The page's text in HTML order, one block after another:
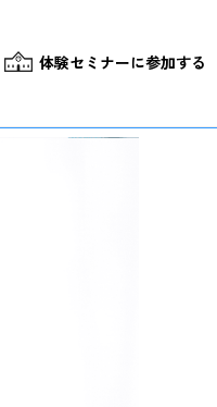
体験セミナーに参加する